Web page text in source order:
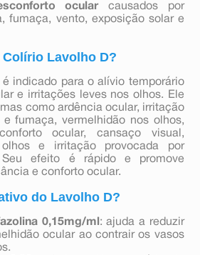
ocularcausados por
fumaça, vento, exposição solar e
Colírio Lavolho D?
indicado para o alívio temporário
e irritações leves nos olhos. Ele
como ardência ocular, irritação
fumaça, vermelhidão nos olhos,
ocular, cansaço visual,
e irritação provocada por
Seu efeito é rápido e promove
e conforto ocular.
do Lavolho D?
0,15mg/ml : ajuda a reduzir
ocular ao contrair os vasos